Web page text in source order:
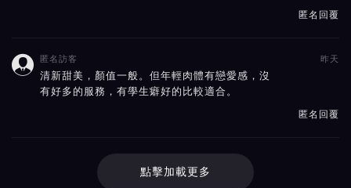
匿名回覆
 匿名訪客 昨天
清新甜美，顏值一般。但年輕肉體有戀愛感，沒
有好多的服務，有學生癖好的比較適合。
匿名回覆
點擊加載更多